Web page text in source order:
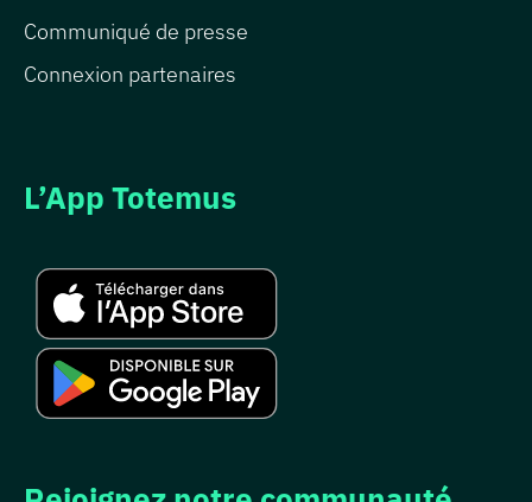
Communiqué de presse
Connexion partenaires
L’App Totemus